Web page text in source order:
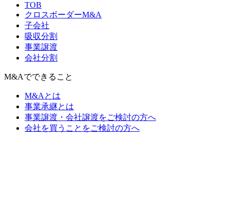
TOB
クロスボーダーM&A
子会社
吸収分割
事業譲渡
会社分割
M&Aでできること
M&Aとは
事業承継とは
事業譲渡・会社譲渡をご検討の方へ
会社を買うことをご検討の方へ